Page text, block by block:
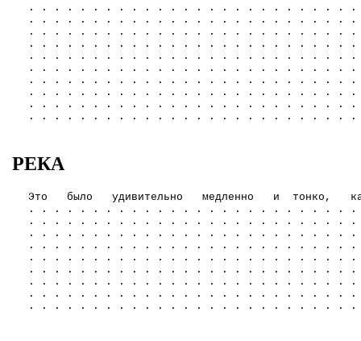
. . . . . . . . . . . . . . . . . . . . . . . . .
. . . . . . . . . . . . . . . . . . . . . . . . .
. . . . . . . . . . . . . . . . . . . . . . . . .
. . . . . . . . . . . . . . . . . . . . . . . . .
. . . . . . . . . . . . . . . . . . . . . . . . .
. . . . . . . . . . . . . . . . . . . . . . . . .
. . . . . . . . . . . . . . . . . . . . . . . . .
. . . . . . . . . . . . . . . . . . . . . . . . .
. . . . . . . . . . . . . . . . . . . . . . . . .
. . . . . . . . . . . . . . . . . . . . . . . . . . .
РЕКА
Это было удивительно медленно и тонко,
. . . . . . . . . . . . . . . . . . . . . . . . .
. . . . . . . . . . . . . . . . . . . . . . . . .
. . . . . . . . . . . . . . . . . . . . . . . . .
. . . . . . . . . . . . . . . . . . . . . . . . .
. . . . . . . . . . . . . . . . . . . . . . . . .
. . . . . . . . . . . . . . . . . . . . . . . . .
. . . . . . . . . . . . . . . . . . . . . . . . .
. . . . . . . . . . . . . . . . . . . . . . . . .
. . . . . . . . . . . . . . . . . . . . . . . . .